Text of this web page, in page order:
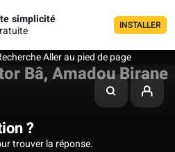
simplicité
INSTALLER
Aller au pied de page
Bâ, Amadou Birane
?
trouver la réponse.